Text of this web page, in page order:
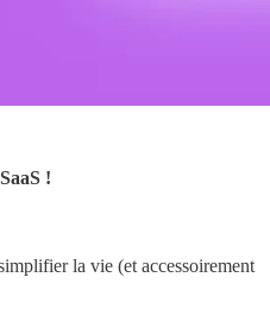
!
la vie (et accessoirement